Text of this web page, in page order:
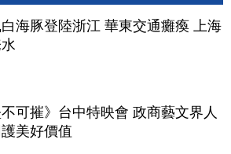
海豚登陸浙江 華東交通癱瘓 上海
不可摧》台中特映會 政商藝文界人
美好價值